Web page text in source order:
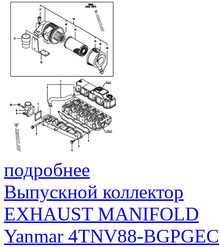
подробнее
Выпускной коллектор
EXHAUST MANIFOLD
Yanmar 4TNV88-BGPGEC